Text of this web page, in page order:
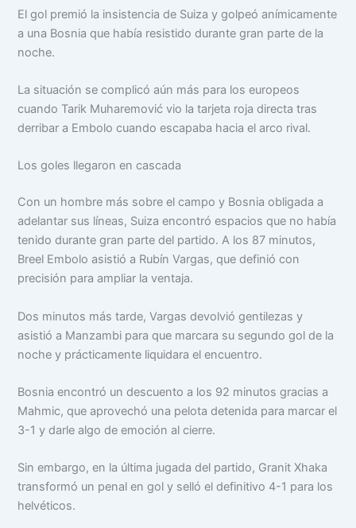
El gol premió la insistencia de Suiza y golpeó anímicamente
a una Bosnia que había resistido durante gran parte de la
noche.
La situación se complicó aún más para los europeos
cuando Tarik Muharemović vio la tarjeta roja directa tras
derribar a Embolo cuando escapaba hacia el arco rival.
Los goles llegaron en cascada
Con un hombre más sobre el campo y Bosnia obligada a
adelantar sus líneas, Suiza encontró espacios que no había
tenido durante gran parte del partido. A los 87 minutos,
Breel Embolo asistió a Rubín Vargas, que definió con
precisión para ampliar la ventaja.
Dos minutos más tarde, Vargas devolvió gentilezas y
asistió a Manzambi para que marcara su segundo gol de la
noche y prácticamente liquidara el encuentro.
Bosnia encontró un descuento a los 92 minutos gracias a
Mahmic, que aprovechó una pelota detenida para marcar el
3-1 y darle algo de emoción al cierre.
Sin embargo, en la última jugada del partido, Granit Xhaka
transformó un penal en gol y selló el definitivo 4-1 para los
helvéticos.